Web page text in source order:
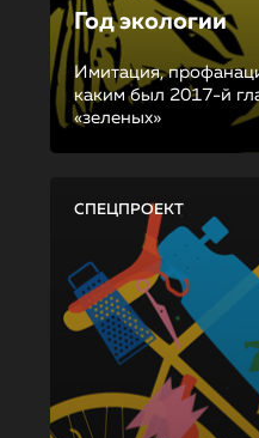
Год экологии
Имитация,
каким был 2017-й
«зеленых»
СПЕЦПРОЕКТ